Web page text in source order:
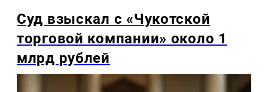
Суд взыскал с «Чукотской
торговой компании» около 1
млрд рублей